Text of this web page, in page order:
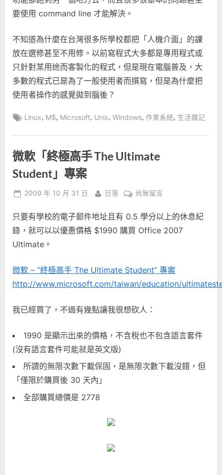
要使用 command line 才能解決。
不知道為什麼在台灣很多所學校都把「人機介面」的課
放在選修甚至不用修。以前寫程式大多都是專用程式或
只針對某用途而客製化的程式，但是現在電腦普及，大
多數的程式已是為了一般使用者而撰寫，但是為什麼把
使用者操作的感覺拋到腦後？
Tags:
Linux, M$, Microsoft, Unix,Windows,作業系統, 生活雜記
微軟「終極高手 The Ultimate
Student」專案
Posted
2009 年 10 月 31 日 By
日落
在
軟
「終
The
Ultimate
專
中
尚無留言
只要有學校的電子郵件地址且有 0.5 學分以上的休息紀
錄，就可以以優惠價格 $1990 購買 Office 2007
Ultimate。
微軟 – “終極高手 The Ultimate Student” 專案
http://www.microsoft.com/taiwan/education/
我已經買了，不過有幾點讓我很想砍人：
1990 是顯示出來的價格，不含稅也不包含語言套件
(沒有語言套件可能就是英文版)
所謂的無限次數下載保固，是無限次數下載沒錯，但
「僅限於購買後 30 天內」
全部購買總價是 2778